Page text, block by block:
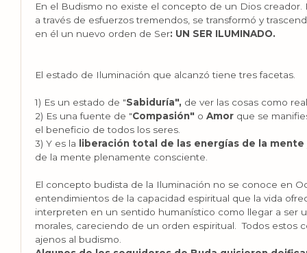
En el Budismo no existe el concepto de un Dios
a través de esfuerzos tremendos, se transformó y
en él un nuevo orden de Ser: UN SER ILUMINADO.
El estado de Iluminación que alcanzó tiene tres facetas.
1) Es un estado de "Sabiduría", de ver las cosas como
2) Es una fuente de "Compasión" o Amor que se
el beneficio de todos los seres.
3) Y es la
liberación total de las energías de la mente
de la mente plenamente consciente.
El concepto budista de la Iluminación no se conoce en
entendimientos de la capacidad espiritual que la vida
interpreten en un sentido humanístico como llegar a ser
morales, careciendo de un orden espiritual. Todos estos
ajenos al budismo.